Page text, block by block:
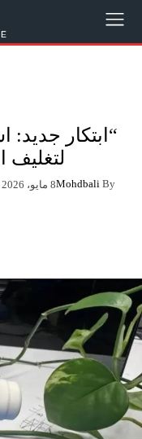
“ابتكار جديد:
By
Mohdbali8 مايو، 2026